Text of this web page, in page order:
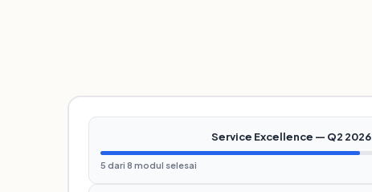
Service Excellence — Q2 2026
5 dari 8 modul selesai